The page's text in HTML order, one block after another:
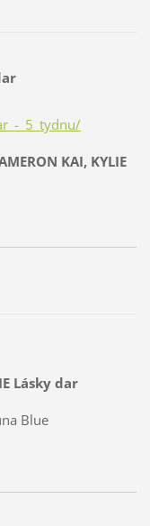
_5_tydnu/
KAI, KYLIE
Lásky dar
Luna Blue